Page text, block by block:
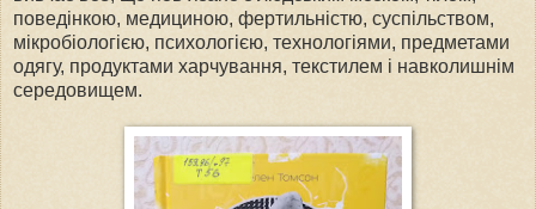
поведінкою, медициною, фертильністю, суспільством,
мікробіологією, психологією, технологіями, предметами
одягу, продуктами харчування, текстилем і навколишнім
середовищем.